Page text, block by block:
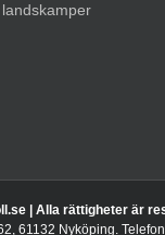
| Alla rättigheter är
61132 Nyköping.